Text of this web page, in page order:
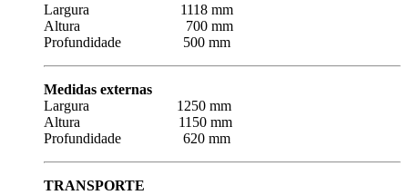
Largura 1118 mm
Altura 700 mm
Profundidade 500 mm
Medidas externas
Largura 1250 mm
Altura 1150 mm
Profundidade 620 mm
TRANSPORTE